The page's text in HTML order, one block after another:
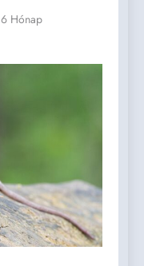
6 Hónap